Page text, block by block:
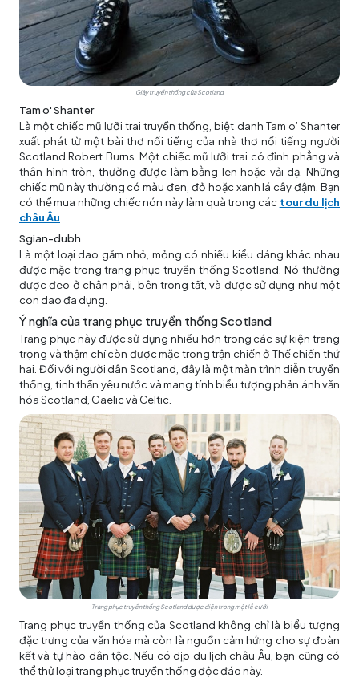
Giày truyền thống của Scotland
Tam o' Shanter
Là một chiếc mũ lưỡi trai truyền thống, biệt danh Tam o’ Shanter
xuất phát từ một bài thơ nổi tiếng của nhà thơ nổi tiếng người
Scotland Robert Burns. Một chiếc mũ lưỡi trai có đỉnh phẳng và
thân hình tròn, thường được làm bằng len hoặc vải dạ. Những
chiếc mũ này thường có màu đen, đỏ hoặc xanh lá cây đậm. Bạn
có thể mua những chiếc nón này làm quà trong các tour du lịch
châu Âu
Sgian-dubh
Là một loại dao găm nhỏ, mỏng có nhiều kiểu dáng khác nhau
được mặc trong trang phục truyền thống Scotland. Nó thường
được đeo ở chân phải, bên trong tất, và được sử dụng như một
con dao đa dụng.
Ý nghĩa của trang phục truyền thống Scotland
Trang phục này được sử dụng nhiều hơn trong các sự kiện trang
trọng và thậm chí còn được mặc trong trận chiến ở Thế chiến thứ
hai. Đối với người dân Scotland, đây là một màn trình diễn truyền
thống, tinh thần yêu nước và mang tính biểu tượng phản ánh văn
hóa Scotland, Gaelic và Celtic.
Trang phục truyền thống Scotland được diện trong một lễ cưới
Trang phục truyền thống của Scotland không chỉ là biểu tượng
đặc trưng của văn hóa mà còn là nguồn cảm hứng cho sự đoàn
kết và tự hào dân tộc. Nếu có dịp du lịch châu Âu, bạn cũng có
thể thử loại trang phục truyền thống độc đáo này.